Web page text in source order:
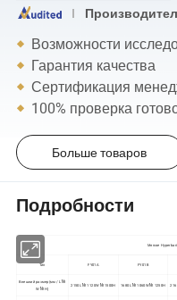
Возможности
Гарантия качества
Сертификация
100% проверка
Больше товаров
Подробности
Мягкое
Тип FY01A FY01B
Внешний размер(мм / L №
W № H)
2150L № 1120W № 1500H 1680L № 1060W № 1250H